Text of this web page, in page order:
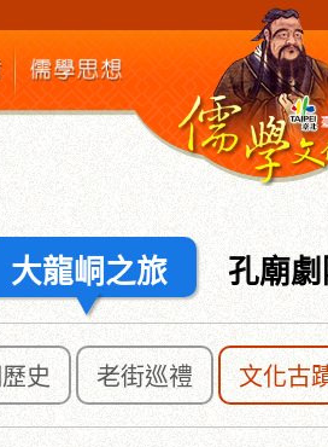
大龍峒之旅 孔廟
史 老街巡禮 文化古